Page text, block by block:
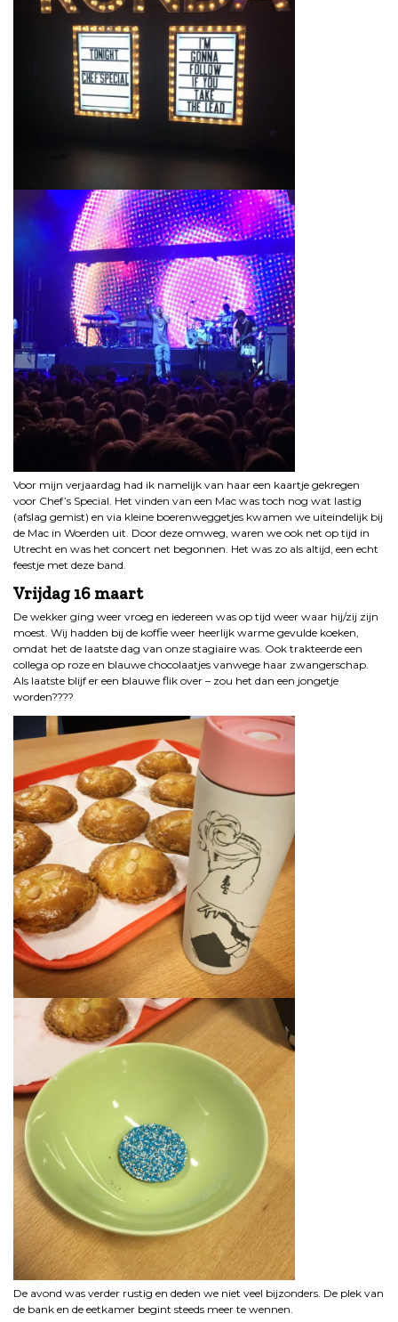
Voor mijn verjaardag had ik namelijk van haar een kaartje gekregen
voor Chef’s Special. Het vinden van een Mac was toch nog wat lastig
(afslag gemist) en via kleine boerenweggetjes kwamen we uiteindelijk bij
de Mac in Woerden uit. Door deze omweg, waren we ook net op tijd in
Utrecht en was het concert net begonnen. Het was zo als altijd, een echt
feestje met deze band.
Vrijdag 16 maart
De wekker ging weer vroeg en iedereen was op tijd weer waar hij/zij zijn
moest. Wij hadden bij de koffie weer heerlijk warme gevulde koeken,
omdat het de laatste dag van onze stagiaire was. Ook trakteerde een
collega op roze en blauwe chocolaatjes vanwege haar zwangerschap.
Als laatste blijf er een blauwe flik over – zou het dan een jongetje
worden????
De avond was verder rustig en deden we niet veel bijzonders. De plek van
de bank en de eetkamer begint steeds meer te wennen.